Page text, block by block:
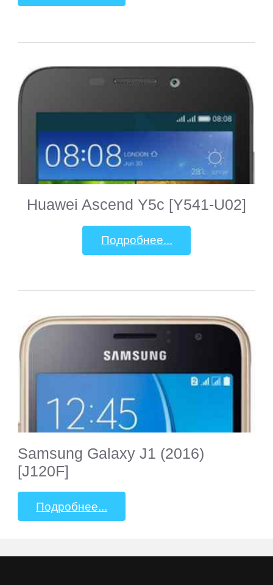
Huawei Ascend Y5c [Y541-U02]
Подробнее...
Samsung Galaxy J1 (2016)
[J120F]
Подробнее...
Gigabyte
Ginzzu
Gionee
Google
Highscreen
iNew
iRU
Iuni
Jiayu